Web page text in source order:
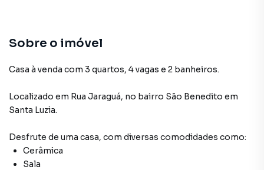
Sala
Cozinha
Aceita Pet
Sobre o imóvel
Casa à venda com 3 quartos, 4 vagas e 2 banheiros.
Localizado em Rua Jaraguá, no bairro São Benedito em
Santa Luzia.
Desfrute de uma casa, com diversas comodidades como:
Cerâmica
Sala